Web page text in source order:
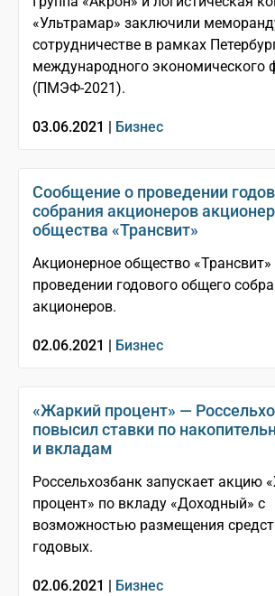
«Ультрамар» заключили
сотрудничестве в рамках
международного экономического
(ПМЭФ-2021).
03.06.2021 | Бизнес
Сообщение о проведении
собрания акционеров
общества «Трансвит»
Акционерное общество
проведении годового общего
акционеров.
02.06.2021 | Бизнес
«Жаркий процент» —
повысил ставки по
и вкладам
Россельхозбанк запускает акцию
процент» по вкладу «Доходный» с
возможностью размещения
годовых.
02.06.2021 | Бизнес